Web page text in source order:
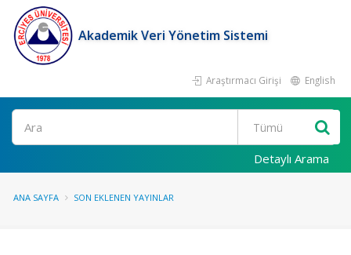
Akademik Veri Yönetim Sistemi
Araştırmacı Girişi English
Ara
Detaylı Arama
ANA SAYFA SON EKLENEN YAYINLAR